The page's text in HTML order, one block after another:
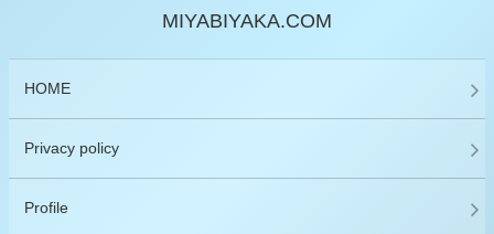
MIYABIYAKA.COM
HOME
Privacy policy
Profile